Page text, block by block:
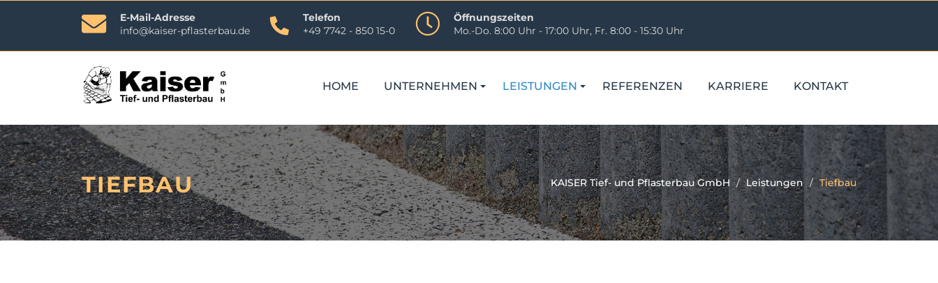
E-Mail-Adresse
info@kaiser-pflasterbau.de
Telefon
+49 7742 - 850 15-0
Öffnungszeiten
Mo.-Do. 8:00 Uhr - 17:00 Uhr, Fr. 8:00 - 15:30 Uhr
überspringen
HOME UNTERNEHMEN LEISTUNGEN REFERENZEN KARRIERE KONTAKT
TIEFBAU KAISER Tief- und Pflasterbau GmbH Leistungen Tiefbau